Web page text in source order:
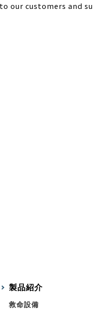
our customers and
製品紹介
救命設備